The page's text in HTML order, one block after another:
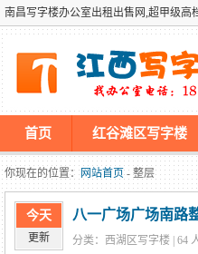
南昌写字楼办公室出租出售网,超甲级
首页 红谷滩区写字楼
墡墢美国仿牌vps推荐仿牌
你现在的位置： 网站首页- 整层
今天
更新
八一广场广场南路
分类：西湖区写字楼 | 64